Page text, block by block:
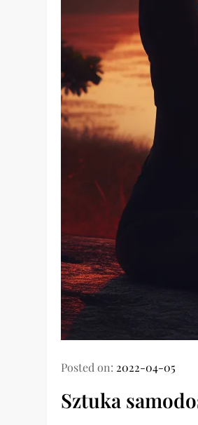
Posted on: 2022-04-05
Sztuka